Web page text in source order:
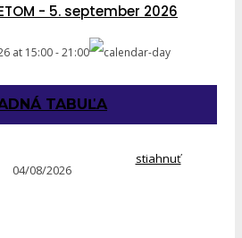
- 5. september 2026
at 15:00-21:00
TABUĽA
04/08/2026
stiahnuť